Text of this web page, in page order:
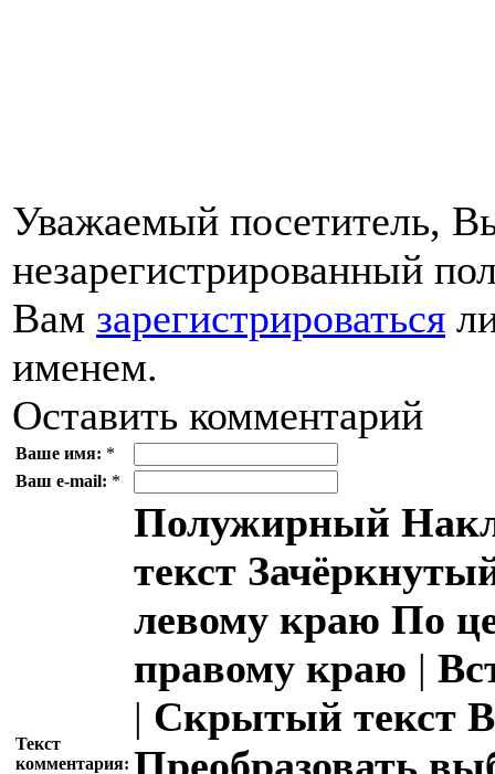
Уважаемый посетитель,
незарегистрированный
Вам зарегистрироваться
именем.
Оставить комментарий
Ваше имя: *
Ваш e-mail: *
Текст
комментария:
Полужирный
текст
левому краю По
правому краю |
| Скрытый текст